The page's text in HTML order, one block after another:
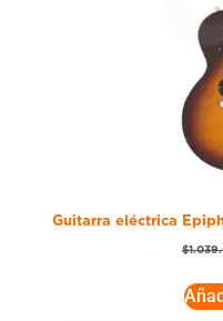
Guitarra eléctrica
$